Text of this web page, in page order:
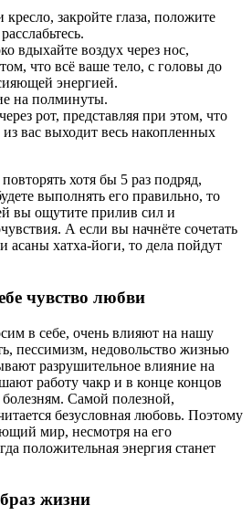
кресло, закройте глаза, положите
вдыхайте воздух через нос,
что всё ваше тело, с головы до
энергией.
на полминуты.
рот, представляя при этом, что
из вас выходит весь накопленных
хотя бы 5 раз подряд,
выполнять его правильно, то
вы ощутите прилив сил и
А если вы начнёте сочетать
асаны хатха-йоги, то дела пойдут
чувство любви
в себе, очень влияют на нашу
пессимизм, недовольство жизнью
разрушительное влияние на
работу чакр и в конце концов
Самой полезной,
безусловная любовь. Поэтому
мир, несмотря на его
положительная энергия станет
жизни